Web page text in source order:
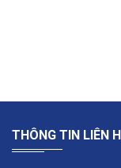
THÔNG TIN LIÊN